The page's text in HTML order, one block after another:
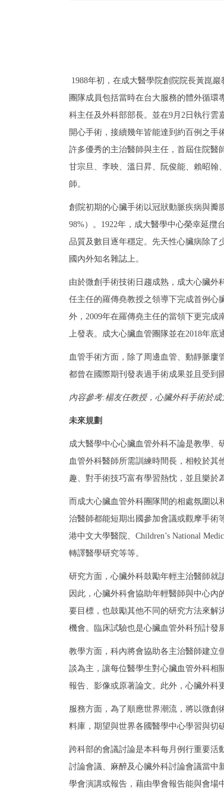
1988年初，在成大醫學院創院院長黃崑
團隊成員包括當時在台大服務的體外循環
科主任及外科部部長。並在9月2日執行雲
開心手術，接續幾年皆能達到約百例之手
許多優秀的主治醫師與主任，首屆住院醫
甘宗旦、李映、溫日昇、阮俊能、賴昭翰
師。
創院初期的心臟手術以冠狀動脈疾病與瓣
98%）。1922年，成大醫學中心榮幸延
品質及數目逐年穩定。先天性心臟病除了
國內外知名雜誌上。
由於微創手術技術日趨成熟，成大心臟外
任主任的羅傳堯教授之領導下完成首例心
外，2009年在羅傳堯主任的當領下更完
上發表。成大心臟血管團隊並在2018年底
血管手術方面，除了周邊血管、動靜脈廔
都曾在國際期刊發表過手術成果並且受到
內容參考:楊友任教授，心臟外科手術於成
未來規劃
成大醫學中心心臟血管外科不論是教學
血管外科醫師所需訓練時間長，相較於
趣、對手術技巧富有學習熱忱，並且樂於
而成大心臟血管外科團隊間的相處氛圍以
治醫師都能短期出國參加會議或觀摩手術
港中文大學醫院、Children’s National
轉譯醫學研究等等。
研究方面，心臟外科鼓勵年輕主治醫師就
因此，心臟外科會協助年輕醫師與中心
要目標，也鼓勵其他不同的研究方法來解
機會。臨床試驗也是心臟血管外科預計發
教學方面，科內將會協助各主治醫師建立
談為主，讓每位醫學生對心臟血管外科相
報告、影像或原著論文。此外，心臟外科
服務方面，為了順應世界潮流，將以微創
料庫，期望與世界各國醫學中心學習與切
跨科部的會議討論是本科每月例行重要活
討論會議、麻醉及心臟外科討論會議當中
學會演講或報告，藉由學會報告能與會場